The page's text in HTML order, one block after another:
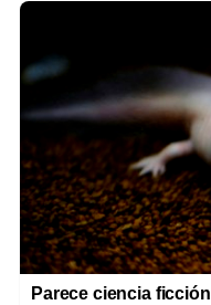
Parece ciencia ficción